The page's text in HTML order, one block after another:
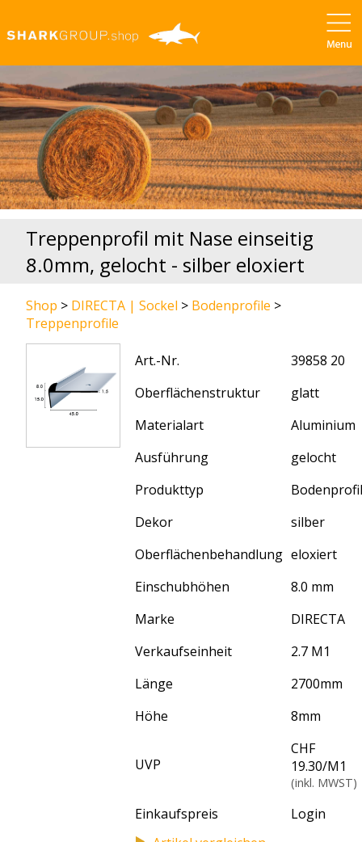
Treppenprofil mit Nase einseitig
8.0mm, gelocht - silber eloxiert
Shop > DIRECTA | Sockel > Bodenprofile >
Treppenprofile
Art.-Nr.
39858 20
Oberflächenstruktur
glatt
Materialart
Aluminium
Ausführung
gelocht
Produkttyp
Dekor
silber
Oberflächenbehandlung eloxiert
Einschubhöhen
8.0 mm
Marke
DIRECTA
Verkaufseinheit
2.7 M1
Länge
2700mm
Höhe
8mm
UVP
CHF
19.30/M1
(inkl. MWST)
Einkaufspreis Login